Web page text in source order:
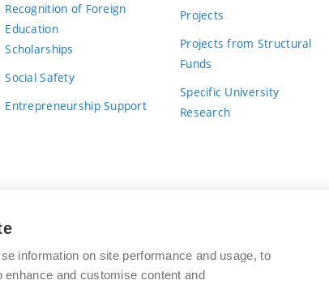
Recognition of Foreign
Education
Scholarships
Social Safety
Entrepreneurship Support
Projects
Projects from Structural
Funds
Specific University
Research
BRNO UNIVERSITY OF TECHNOLOGY
Antonínská 548/1
www.vut.cz
information on site performance and usage, to
and customise content and